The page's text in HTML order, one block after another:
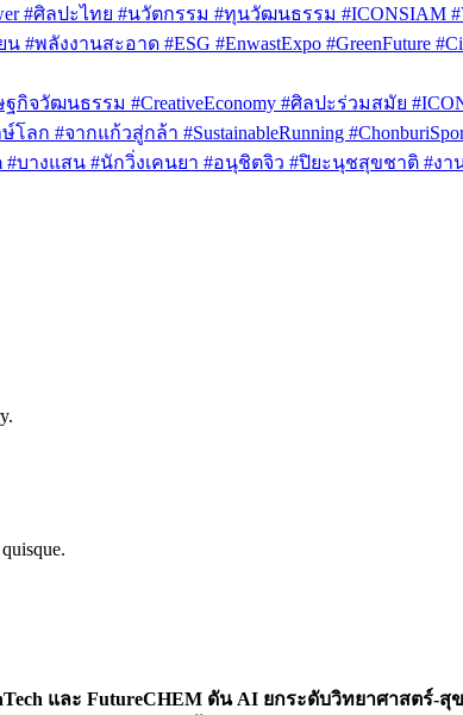
#ศิลปะไทย #นวัตกรรม #ทุนวัฒนธรรม #ICONSIAM
พลังงานสะอาด #ESG #EnwastExpo #GreenFuture
ษฐกิจวัฒนธรรม #CreativeEconomy #ศิลปะร่วมสมัย
ลก #จากแก้วสู่กล้า #SustainableRunning
#บางแสน #นักวิ่งเคนยา #อนุชิตจิว #ปิยะนุชสุขชาติ #ง
และ FutureCHEM ดัน AI ยกระดับวิทยาศาสตร์-